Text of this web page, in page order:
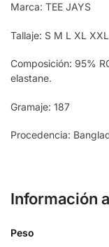
Marca: TEE JAYS
Tallaje: S M L XL
Composición: 95%
elastane.
Gramaje: 187
Procedencia:
Información
Peso